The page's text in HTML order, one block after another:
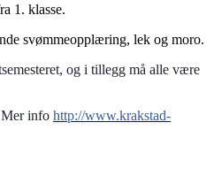
1. klasse.
svømmeopplæring, lek og moro.
og i tillegg må alle være
info http://www.krakstad-